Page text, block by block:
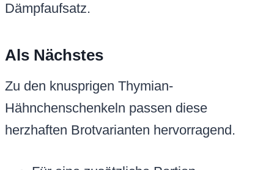
Dämpfaufsatz.
Als Nächstes
Zu den knusprigen Thymian-
Hähnchenschenkeln passen diese
herzhaften Brotvarianten hervorragend.